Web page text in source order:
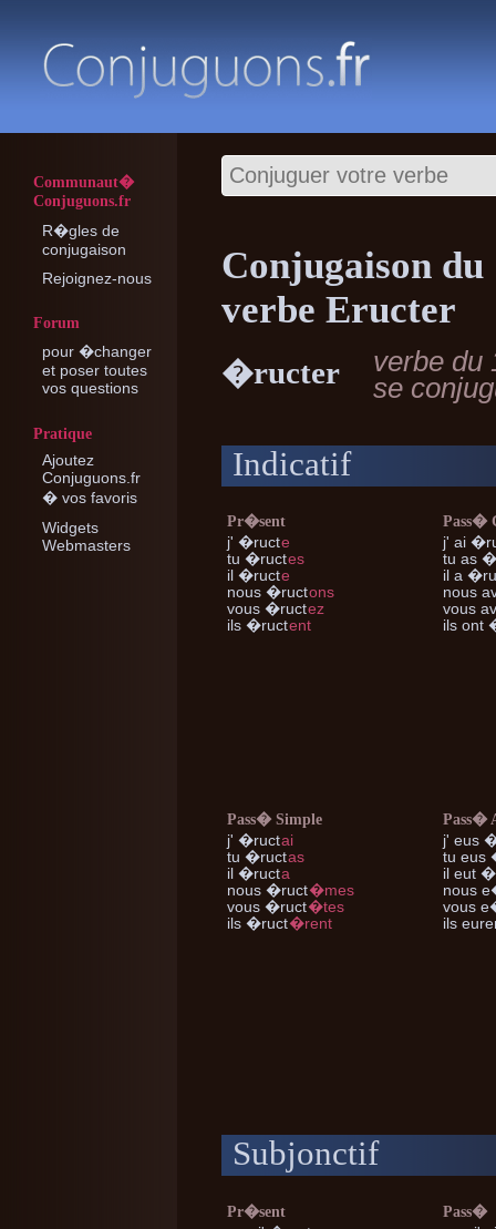
Communaut�
Conjuguons.fr
R�gles de
conjugaison
Rejoignez-nous
Forum
pour �changer
et poser toutes
vos questions
Pratique
Ajoutez
Conjuguons.fr
� vos favoris
Widgets
Webmasters
Conjugaison du
verbe Eructer
�ructer
verbe du
se
Indicatif
Pr�sent
j' �ructe
tu �ructes
il �ructe
nous �ructons
vous �ructez
ils �ructent
Pass�
j' ai
tu as
il a
nous
vous
ils ont
Pass� Simple
j' �ructai
tu �ructas
il �ructa
nous �ruct�mes
vous �ruct�tes
ils �ruct�rent
Pass�
j' eus
tu eus
il eut
nous
vous
ils
Subjonctif
Pr�sent
Pass�